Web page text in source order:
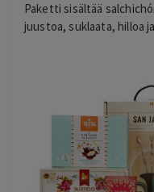
Paketti sisältää
juustoa, suklaata, hilloa